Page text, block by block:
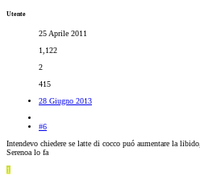
Utente
25 Aprile 2011
1,122
2
415
28 Giugno 2013
#6
Intendevo chiedere se latte di cocco puó aumentare la libido,
Serenoa lo fa
1